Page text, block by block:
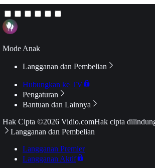
Mode Anak
Langganan dan Pembelian
Hubungkan ke TV
Pengaturan
Bantuan dan Lainnya
Hak Cipta ©2026 Vidio.comHak cipta
Langganan dan Pembelian
Langganan Premier
Langganan Aktif